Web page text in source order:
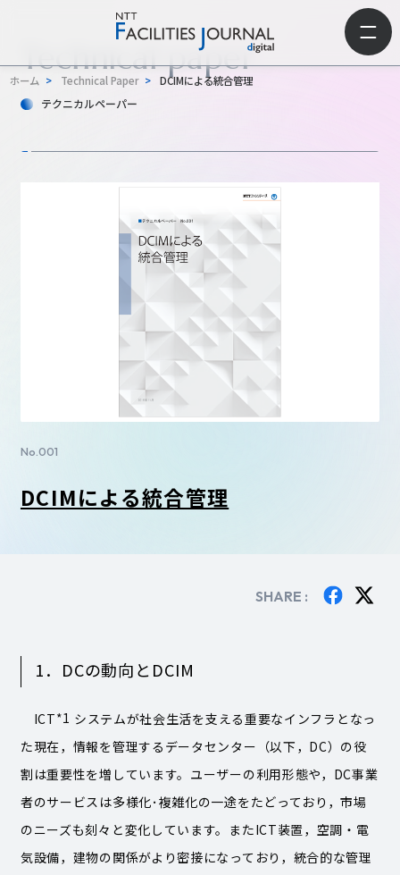
ホーム > Technical Paper > DCIMによる統合管理
Technical paper
テクニカルペーパー
No.001
DCIMによる統合管理
SHARE :
1．DCの動向とDCIM
ICT*1 システムが社会生活を支える重要なインフラとなっ
た現在，情報を管理するデータセンター（以下，DC）の役
割は重要性を増しています。ユーザーの利用形態や，DC事業
者のサービスは多様化･複雑化の一途をたどっており，市場
のニーズも刻々と変化しています。またICT装置，空調・電
気設備，建物の関係がより密接になっており，統合的な管理